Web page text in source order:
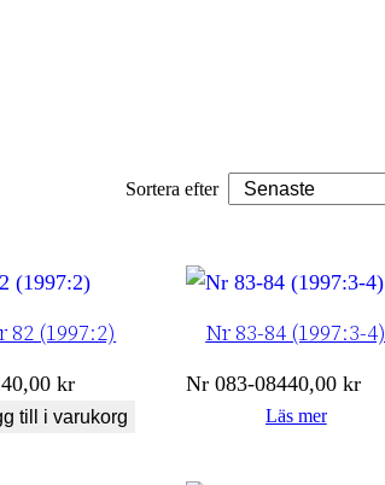
Sortera efter
82 (1997:2)
40,00 kr
till i varukorg
Nr 83-84 (1997:3-4)
Nr 083-08440,00kr
Läs mer